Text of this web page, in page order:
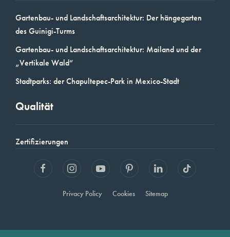
Gartenbau- und Landschaftsarchitektur: Der hängegarten
des Guinigi-Turms
Gartenbau- und Landschaftsarchitektur: Mailand und der
„Vertikale Wald“
Stadtparks: der Chapultepec-Park in Mexico-Stadt
Qualität
Zertifizierungen
Privacy Policy Cookies Sitemap